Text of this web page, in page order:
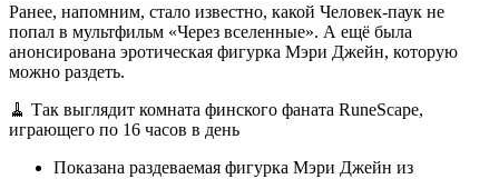
Ранее, напомним, стало известно, какой Человек-паук не
попал в мультфильм «Через вселенные». А ещё была
анонсирована эротическая фигурка Мэри Джейн, которую
можно раздеть.
🧹 Так выглядит комната финского фаната RuneScape,
играющего по 16 часов в день
Показана раздеваемая фигурка Мэри Джейн из